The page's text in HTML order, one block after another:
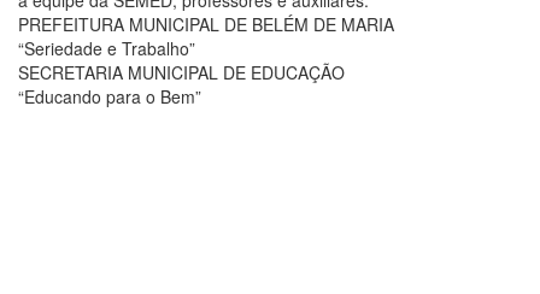
PREFEITURA MUNICIPAL DE BELÉM DE MARIA
“Seriedade e Trabalho”
SECRETARIA MUNICIPAL DE EDUCAÇÃO
“Educando para o Bem”